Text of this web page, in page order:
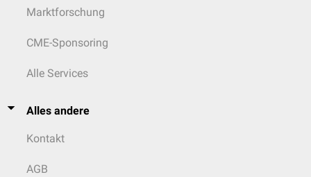
Marktforschung
CME-Sponsoring
Alle Services
Alles andere
Kontakt
AGB